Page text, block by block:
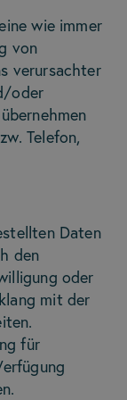
wie immer
von
verursachter
oder
Telefon,
Daten
den
oder
mit der
für